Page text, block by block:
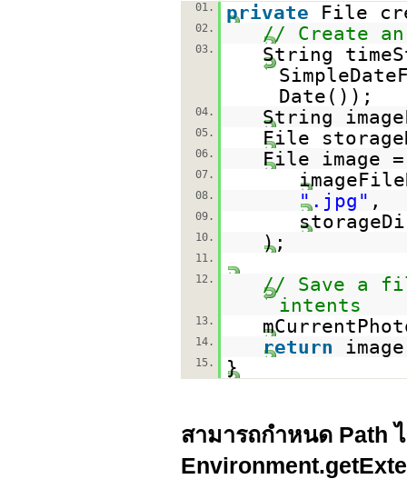
01. private File
02. // Create
03.
String
Date());
04. String
05. File
06. File image
07.
08. ".jpg"
09.
10. );
11.
12.
// Save a
intents
13.
14. return
15. }
สามารถกำหนด Path